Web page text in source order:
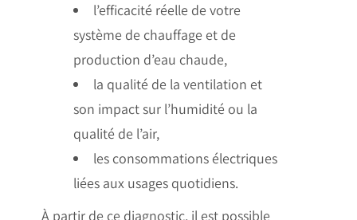
l’efficacité réelle de votre
système de chauffage et de
production d’eau chaude,
la qualité de la ventilation et
son impact sur l’humidité ou la
qualité de l’air,
les consommations électriques
liées aux usages quotidiens.
À partir de ce diagnostic, il est possible